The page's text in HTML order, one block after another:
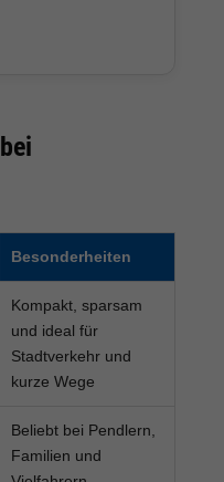
Besonderheiten
Kompakt, sparsam
und ideal für
Stadtverkehr und
kurze Wege
Beliebt bei Pendlern,
Familien und